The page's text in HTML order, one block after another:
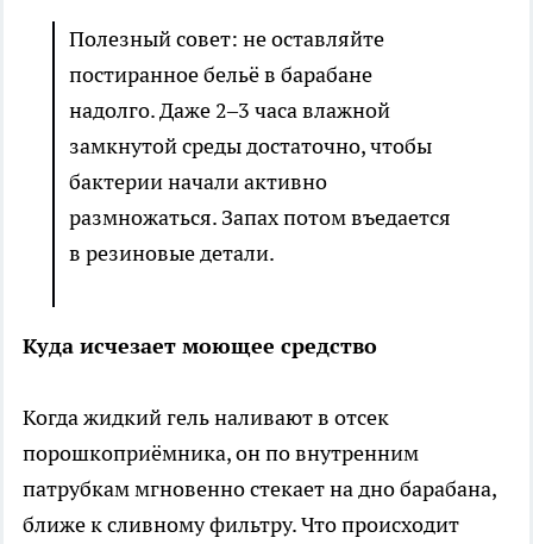
Полезный совет: не оставляйте
постиранное бельё в барабане
надолго. Даже 2–3 часа влажной
замкнутой среды достаточно, чтобы
бактерии начали активно
размножаться. Запах потом въедается
в резиновые детали.
Куда исчезает моющее средство
Когда жидкий гель наливают в отсек
порошкоприёмника, он по внутренним
патрубкам мгновенно стекает на дно барабана,
ближе к сливному фильтру. Что происходит